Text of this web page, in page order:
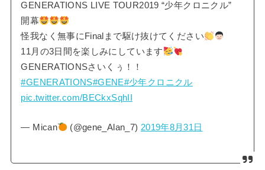
GENERATIONS LIVE TOUR2019 “少年クロニクル”
開幕
怪我なく無事にFinalまで駆け抜けてください
11月の3日間を楽しみにしています
GENERATIONSさいくぅ！！
#GENERATIONS#GENE#少年クロニクル
pic.twitter.com/BECkxSqhII
— Mican (@gene_Alan_7) 2019年8月31日